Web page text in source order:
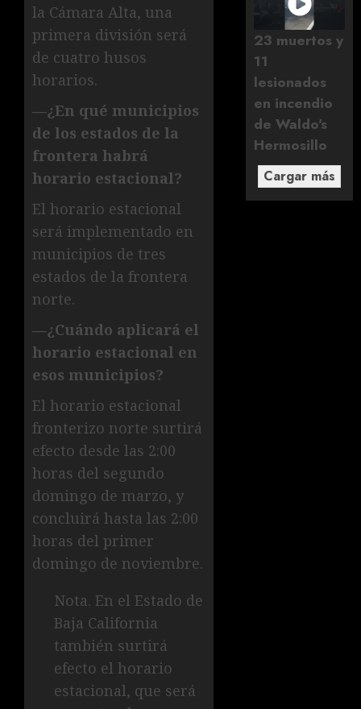
la Cámara Alta, una
primera división será
de cuatro husos
horarios.
—¿En qué municipios
de los estados de la
frontera habrá
horario estacional?
El horario estacional
será implementado en
municipios de tres
estados de la frontera
norte.
—¿Cuándo aplicará el
horario estacional en
esos municipios?
El horario estacional
fronterizo norte surtirá
efecto desde las 2:00
horas del segundo
domingo de marzo, y
concluirá hasta las 2:00
horas del primer
domingo de noviembre.
Nota. En el Estado de
Baja California
también surtirá
efecto el horario
estacional, que será
23 muertos y
11
lesionados
en incendio
de Waldo's
Hermosillo
Cargar más